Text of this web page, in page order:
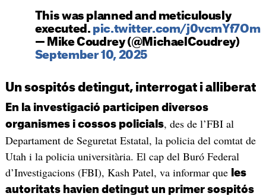
This was planned and meticulously
executed. pic.twitter.com/j0vcmYf7Om
— Mike Coudrey (@MichaelCoudrey)
September 10, 2025
Un sospitós detingut, interrogat i alliberat
En la investigació participen diversos
organismes i cossos policials, des de l’FBI al
Departament de Seguretat Estatal, la policia del comtat de
Utah i la policia universitària. El cap del Buró Federal
d’Investigacions (FBI), Kash Patel, va informar que les
autoritats havien detingut un primer sospitós